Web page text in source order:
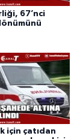
67’nci
için çatıdan